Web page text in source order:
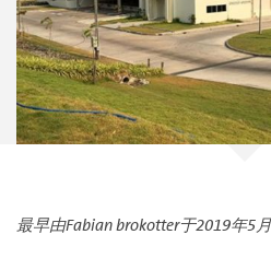
最早由Fabian brokotter于2019年5